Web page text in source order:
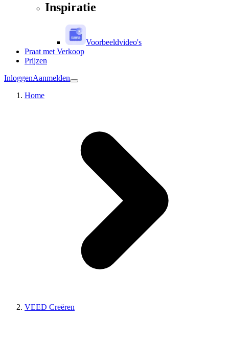
Inspiratie
Voorbeeldvideo's
Praat met Verkoop
Prijzen
InloggenAanmelden
Home
VEED Creëren